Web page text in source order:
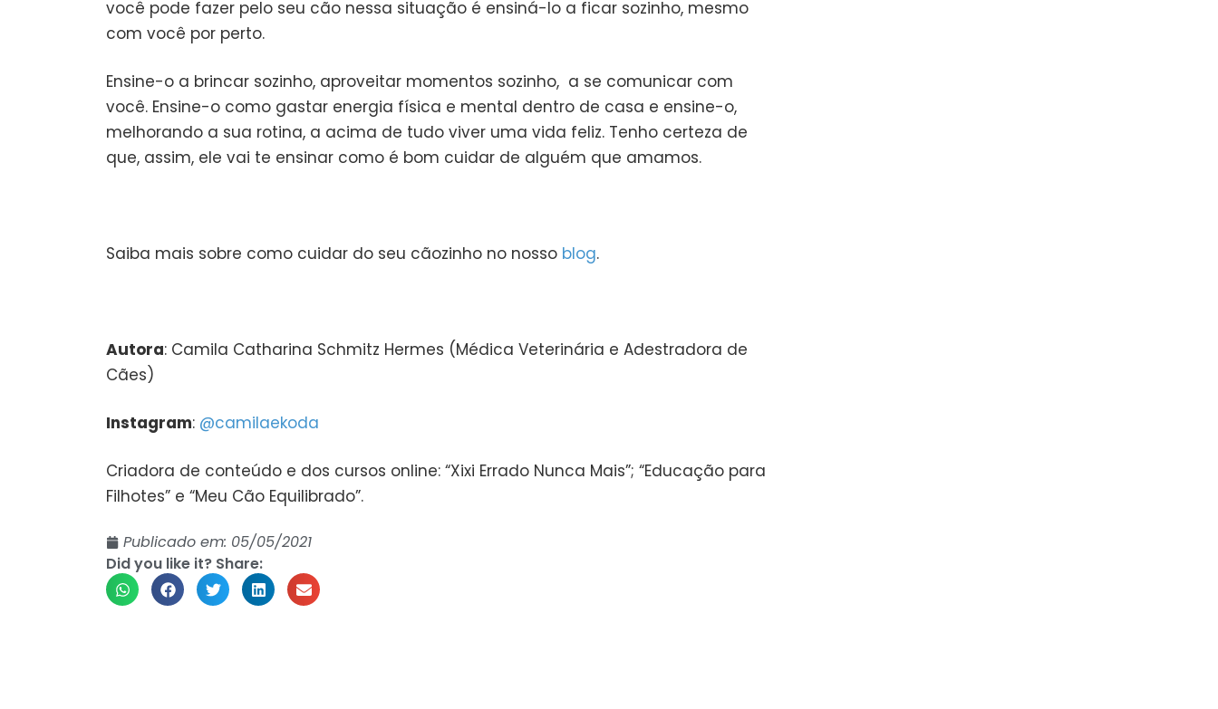
você pode fazer pelo seu cão nessa situação é ensiná-lo a ficar sozinho, mesmo
com você por perto.
Ensine-o a brincar sozinho, aproveitar momentos sozinho, a se comunicar com
você. Ensine-o como gastar energia física e mental dentro de casa e ensine-o,
melhorando a sua rotina, a acima de tudo viver uma vida feliz. Tenho certeza de
que, assim, ele vai te ensinar como é bom cuidar de alguém que amamos.
Saiba mais sobre como cuidar do seu cãozinho no nosso blog.
Autora: Camila Catharina Schmitz Hermes (Médica Veterinária e Adestradora de
Cães)
Instagram: @camilaekoda
Criadora de conteúdo e dos cursos online: “Xixi Errado Nunca Mais”; “Educação para
Filhotes” e “Meu Cão Equilibrado”.
Publicado em: 05/05/2021
Did you like it? Share: